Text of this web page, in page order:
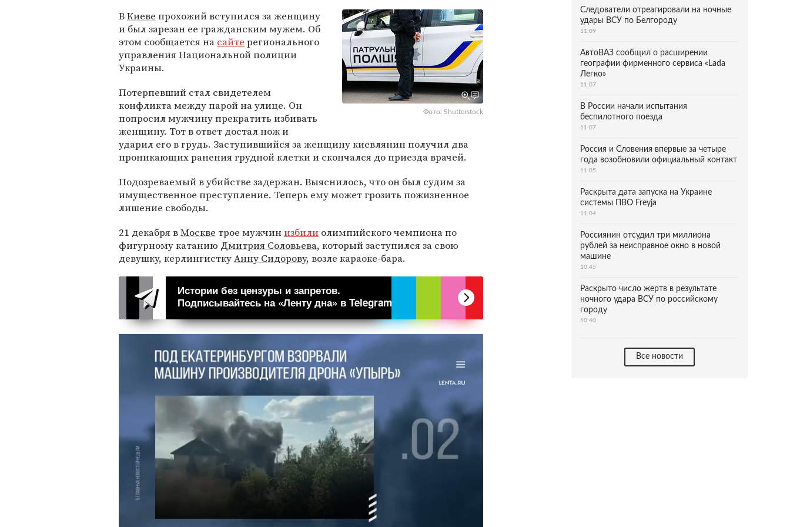
Фото: Shutterstock
ВКиеве прохожий вступился за женщину
и был зарезан ее гражданским мужем. Об
этом сообщается на сайте регионального
управления Национальной полиции
Украины.
Потерпевший стал свидетелем
конфликта между парой на улице. Он
попросил мужчину прекратить избивать
женщину. Тот в ответ достал нож и
ударил его в грудь. Заступившийся за женщину киевлянин получил два
проникающих ранения грудной клетки и скончался до приезда врачей.
Подозреваемый в убийстве задержан. Выяснилось, что он был судим за
имущественное преступление. Теперь ему может грозить пожизненное
лишение свободы.
21 декабря вМоскве трое мужчинизбили олимпийского чемпиона по
фигурному катанию Дмитрия Соловьева, который заступился за свою
девушку, керлингисткуАнну Сидорову, возле караоке-бара.
Истории без цензуры и запретов.
Подписывайтесь на «Ленту дна» в Telegram
Следователи отреагировали на ночные
удары ВСУ по Белгороду
11:09
АвтоВАЗ сообщил о расширении
географии фирменного сервиса «Lada
Легко»
11:07
В России начали испытания
беспилотного поезда
11:07
Россия и Словения впервые за четыре
года возобновили официальный контакт
11:05
Раскрыта дата запуска на Украине
системы ПВО Freyja
11:04
Россиянин отсудил три миллиона
рублей за неисправное окно в новой
машине
10:45
Раскрыто число жертв в результате
ночного удара ВСУ по российскому
городу
10:40
Все новости